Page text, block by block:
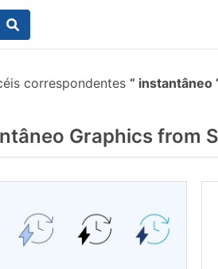
correspondentes instantâneo
Graphics from